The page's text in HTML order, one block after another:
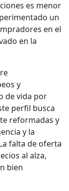
es menor
un
en el
en la
y
de vida por
perfil busca
reformadas y
y la
falta de oferta
al alza,
bien